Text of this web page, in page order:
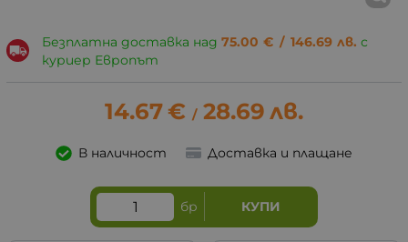
Безплатна доставка над 75.00 € / 146.69 лв. с
куриер Европът
14.67€ / 28.69 лв.
В наличност Доставка и плащане
бр КУПИ